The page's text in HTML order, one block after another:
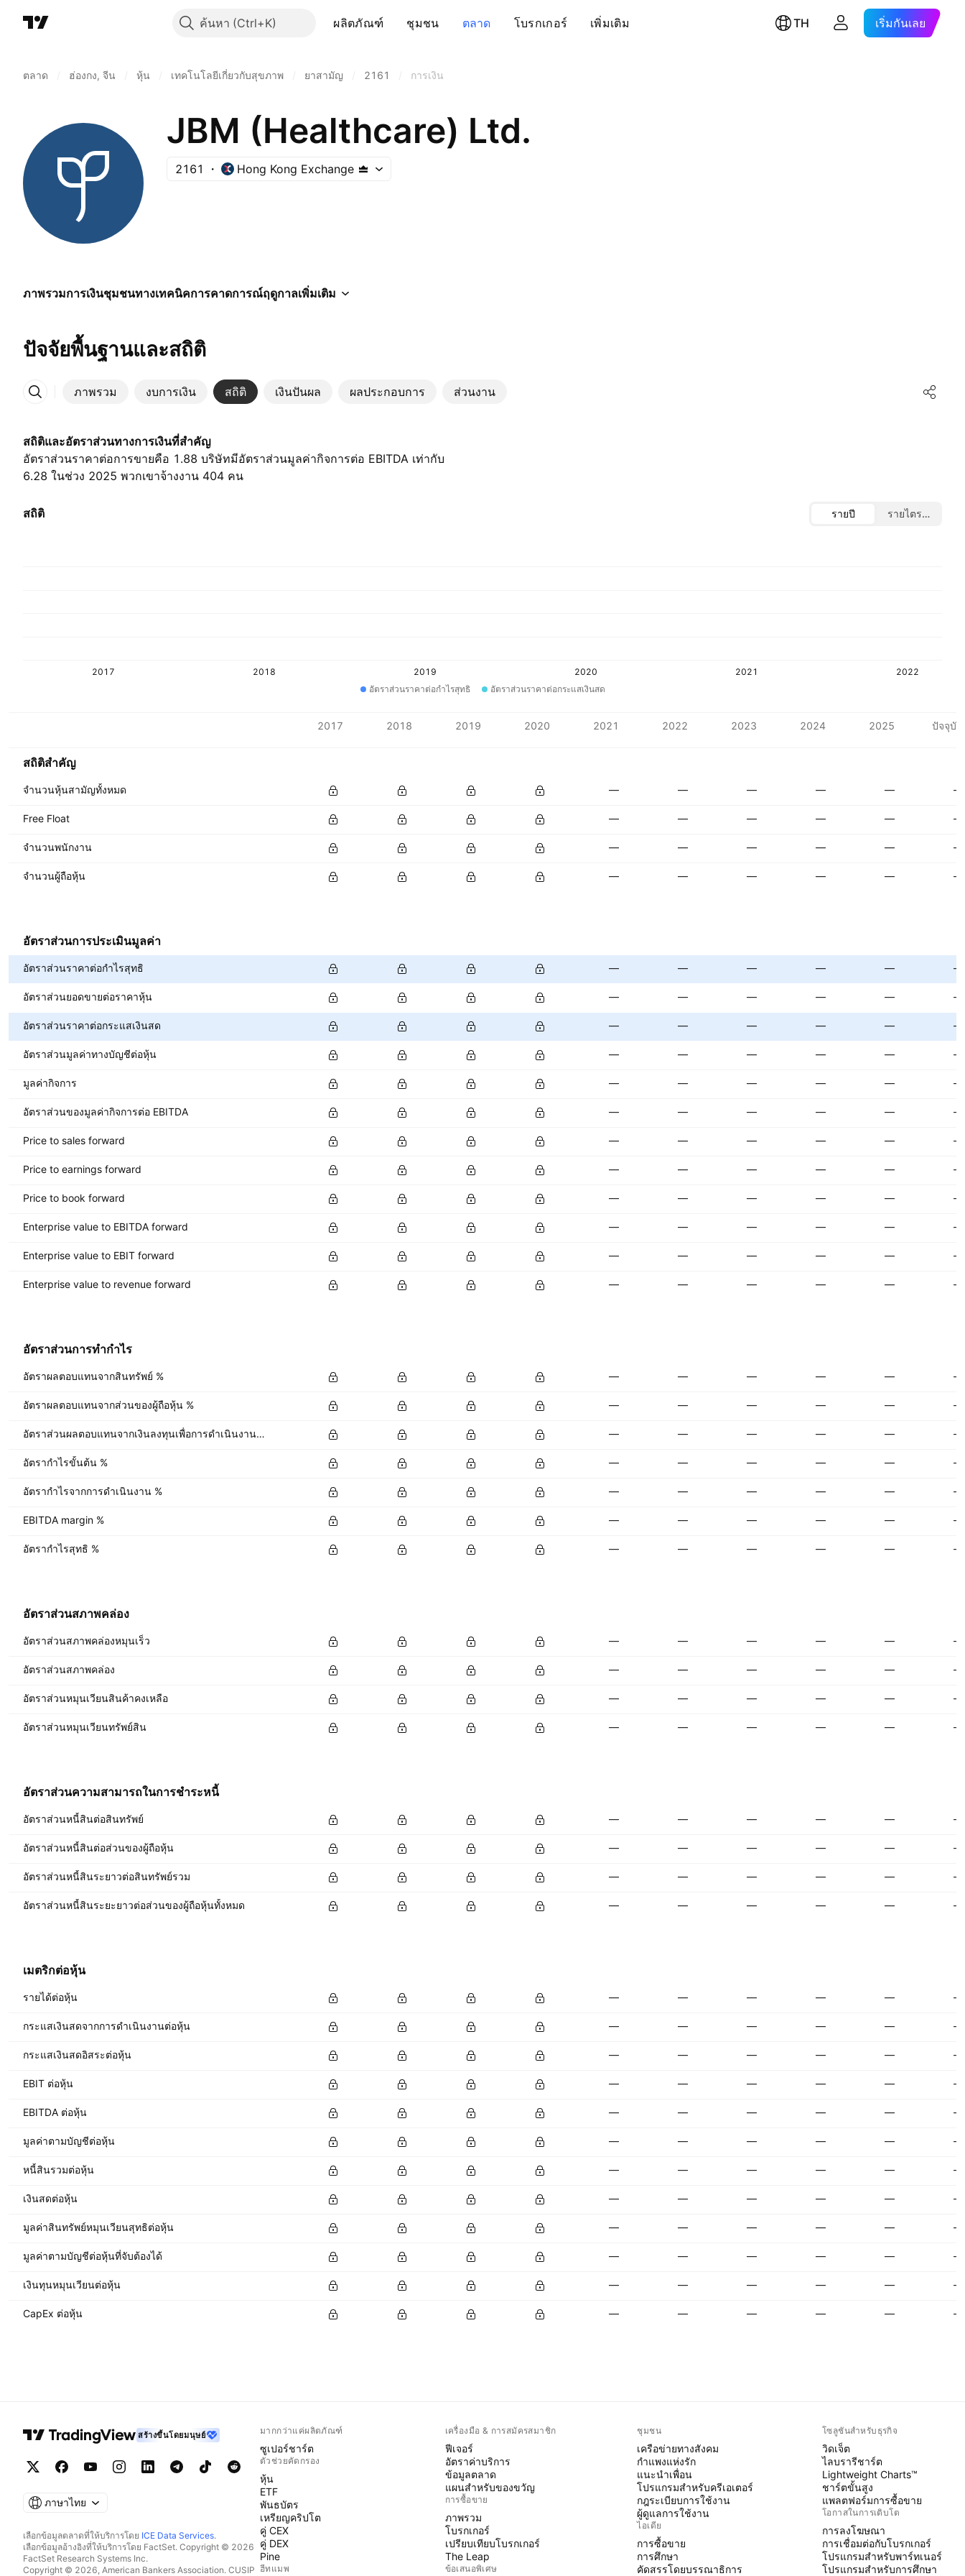
ค้นหา ผลิตภัณฑ์ ชุมชน ตลาด โบรกเกอร์ เพิ่มเติม TH เริ่มกันเลย
ตลาด ฮ่องกง, จีน หุ้น เทคโนโลยีเกี่ยวกับสุขภาพ ยาสามัญ 2161 การเงิน
JBM (Healthcare) Ltd.
2161 Hong Kong Exchange
ภาพรวมการเงินชุมชนทางเทคนิคการคาดการณ์ฤดูกาลเพิ่มเติม
ปัจจัยพื้นฐานและสถิติ
ภาพรวม งบการเงิน สถิติ เงินปันผล ผลประกอบการ ส่วนงาน
เพิ่มเติม
สถิติและอัตราส่วนทางการเงินที่สำคัญ
อัตราส่วนราคาต่อการขายคือ 1.88 บริษัทมีอัตราส่วนมูลค่ากิจการต่อ EBITDA เท่ากับ
6.28 ในช่วง 2025 พวกเขาจ้างงาน 404 คน
สถิติ รายปี รายไตรมาส
2017 2018 2019 2020 2021
2022
อัตราส่วนราคาต่อกำไรสุทธิ
อัตราส่วนราคาต่อกระแสเงินสด
2017 2018 2019 2020 2021 2022 2023 2024 2025 ปัจจุบัน
สถิติสำคัญ
จำนวนหุ้นสามัญทั้งหมด — — — — — —
Free Float — — — — — —
จำนวนพนักงาน — — — — — —
จำนวนผู้ถือหุ้น — — — — — —
อัตราส่วนการประเมินมูลค่า
อัตราส่วนราคาต่อกำไรสุทธิ — — — — — —
อัตราส่วนยอดขายต่อราคาหุ้น — — — — — —
อัตราส่วนราคาต่อกระแสเงินสด — — — — — —
อัตราส่วนมูลค่าทางบัญชีต่อหุ้น — — — — — —
มูลค่ากิจการ — — — — — —
อัตราส่วนของมูลค่ากิจการต่อ EBITDA — — — — — —
Price to sales forward — — — — — —
Price to earnings forward — — — — — —
Price to book forward — — — — — —
Enterprise value to EBITDA forward — — — — — —
Enterprise value to EBIT forward — — — — — —
Enterprise value to revenue forward — — — — — —
อัตราส่วนการทำกำไร
อัตราผลตอบแทนจากสินทรัพย์ % — — — — — —
อัตราผลตอบแทนจากส่วนของผู้ถือหุ้น % — — — — — —
อัตราส่วนผลตอบแทนจากเงินลงทุนเพื่อการดำเนินงาน % — — — — — —
อัตรากำไรขั้นต้น % — — — — — —
อัตรากำไรจากการดำเนินงาน % — — — — — —
EBITDA margin % — — — — — —
อัตรากำไรสุทธิ % — — — — — —
อัตราส่วนสภาพคล่อง
อัตราส่วนสภาพคล่องหมุนเร็ว — — — — — —
อัตราส่วนสภาพคล่อง — — — — — —
อัตราส่วนหมุนเวียนสินค้าคงเหลือ — — — — — —
อัตราส่วนหมุนเวียนทรัพย์สิน — — — — — —
อัตราส่วนความสามารถในการชำระหนี้
อัตราส่วนหนี้สินต่อสินทรัพย์ — — — — — —
อัตราส่วนหนี้สินต่อส่วนของผู้ถือหุ้น — — — — — —
อัตราส่วนหนี้สินระยาวต่อสินทรัพย์รวม — — — — — —
อัตราส่วนหนี้สินระยะยาวต่อส่วนของผู้ถือหุ้นทั้งหมด — — — — — —
เมตริกต่อหุ้น
รายได้ต่อหุ้น — — — — — —
กระแสเงินสดจากการดำเนินงานต่อหุ้น — — — — — —
กระแสเงินสดอิสระต่อหุ้น — — — — — —
EBIT ต่อหุ้น — — — — — —
EBITDA ต่อหุ้น — — — — — —
มูลค่าตามบัญชีต่อหุ้น — — — — — —
หนี้สินรวมต่อหุ้น — — — — — —
เงินสดต่อหุ้น — — — — — —
มูลค่าสินทรัพย์หมุนเวียนสุทธิต่อหุ้น — — — — — —
มูลค่าตามบัญชีต่อหุ้นที่จับต้องได้ — — — — — —
เงินทุนหมุนเวียนต่อหุ้น — — — — — —
CapEx ต่อหุ้น — — — — — —
สร้างขึ้นโดยมนุษย์
ภาษาไทย
เลือกข้อมูลตลาดที่ให้บริการโดย ICE Data Services.
เลือกข้อมูลอ้างอิงที่ให้บริการโดย FactSet. Copyright © 2026
FactSet Research Systems Inc.
Copyright © 2026, American Bankers Association. CUSIP
มากกว่าแค่ผลิตภัณฑ์
ซูเปอร์ชาร์ต
ตัวช่วยคัดกรอง
หุ้น
ETF
พันธบัตร
เหรียญคริปโต
คู่ CEX
คู่ DEX
Pine
ฮีทแมพ
เครื่องมือ & การสมัครสมาชิก
ฟีเจอร์
อัตราค่าบริการ
ข้อมูลตลาด
แผนสำหรับของขวัญ
การซื้อขาย
ภาพรวม
โบรกเกอร์
เปรียบเทียบโบรกเกอร์
The Leap
ข้อเสนอพิเศษ
ชุมชน
เครือข่ายทางสังคม
กำแพงแห่งรัก
แนะนำเพื่อน
โปรแกรมสำหรับครีเอเตอร์
กฎระเบียบการใช้งาน
ผู้ดูแลการใช้งาน
ไอเดีย
การซื้อขาย
การศึกษา
คัดสรรโดยบรรณาธิการ
โซลูชันสำหรับธุรกิจ
วิดเจ็ต
ไลบรารีชาร์ต
Lightweight Charts™
ชาร์ตขั้นสูง
แพลตฟอร์มการซื้อขาย
โอกาสในการเติบโต
การลงโฆษณา
การเชื่อมต่อกับโบรกเกอร์
โปรแกรมสำหรับพาร์ทเนอร์
โปรแกรมสำหรับการศึกษา